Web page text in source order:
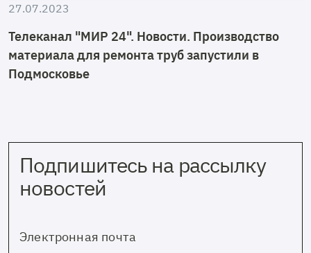
27.07.2023
Телеканал "МИР 24". Новости. Производство
материала для ремонта труб запустили в
Подмосковье
Подпишитесь на рассылку
новостей
Электронная почта